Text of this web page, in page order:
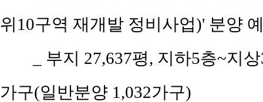
위10구역 재개발 정비사업)' 분양
_ 부지 27,637평, 지하5층~지
가구(일반분양 1,032가구)